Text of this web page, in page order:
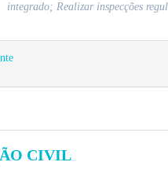
integrado; Realizar inspecções
CIVIL